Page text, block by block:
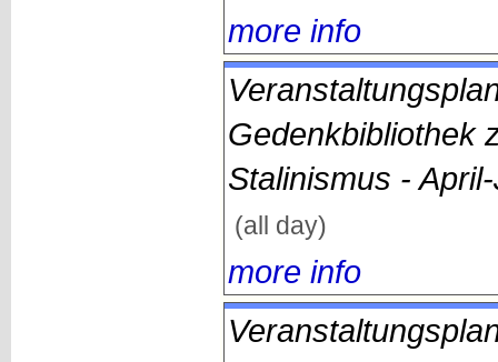
more info
Gedenkbibliothek
Stalinismus -
(all day)
more info